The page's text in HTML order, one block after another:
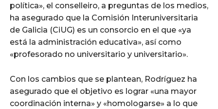
política», el conselleiro, a preguntas de los medios,
ha asegurado que la Comisión Interuniversitaria
de Galicia (CiUG) es un consorcio en el que «ya
está la administración educativa», así como
«profesorado no universitario y universitario».
Con los cambios que se plantean, Rodríguez ha
asegurado que el objetivo es lograr «una mayor
coordinación interna» y «homologarse» a lo que